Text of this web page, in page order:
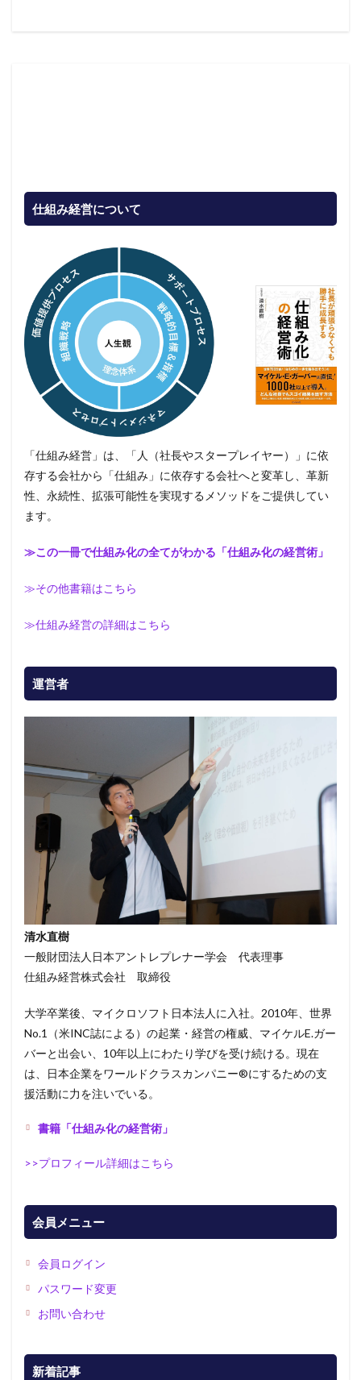
仕組み経営について
「仕組み経営」は、「人（社長やスタープレイヤー）」に依
存する会社から「仕組み」に依存する会社へと変革し、革新
性、永続性、拡張可能性を実現するメソッドをご提供してい
ます。
≫この一冊で仕組み化の全てがわかる「仕組み化の経営術」
≫その他書籍はこちら
≫仕組み経営の詳細はこちら
運営者
清水直樹
一般財団法人日本アントレプレナー学会 代表理事
仕組み経営株式会社 取締役
大学卒業後、マイクロソフト日本法人に入社。2010年、世界
No.1（米INC誌による）の起業・経営の権威、マイケルE.ガー
バーと出会い、10年以上にわたり学びを受け続ける。現在
は、日本企業をワールドクラスカンパニー®にするための支
援活動に力を注いでいる。
書籍「仕組み化の経営術」
>>プロフィール詳細はこちら
会員メニュー
会員ログイン
パスワード変更
お問い合わせ
新着記事